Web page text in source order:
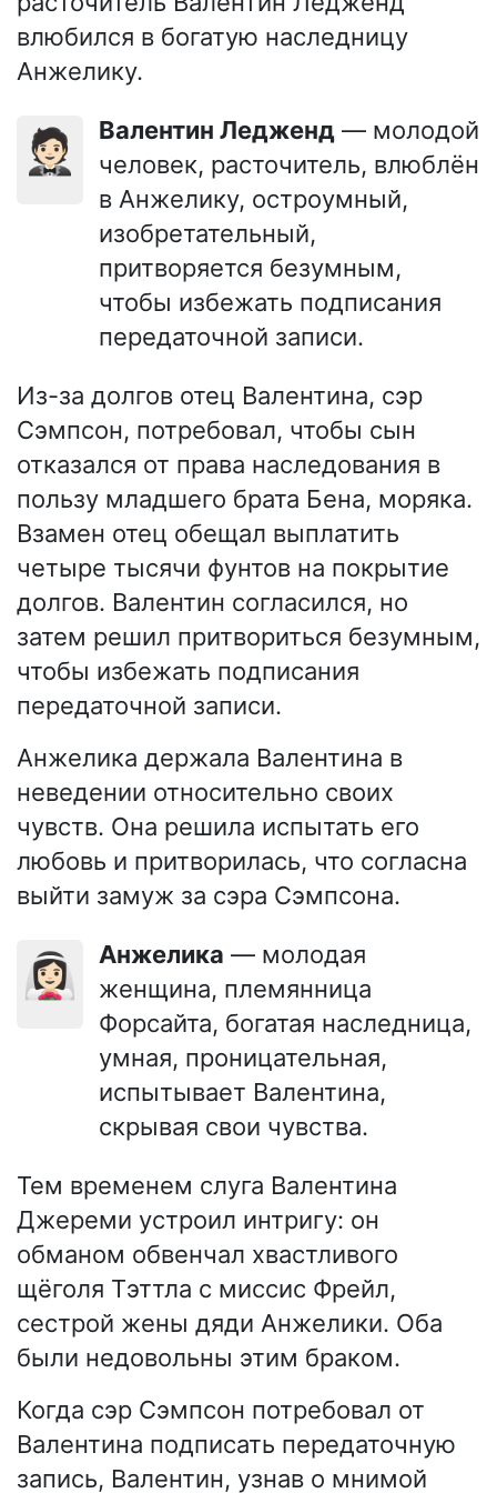
влюбился в богатую наследницу
Анжелику.
🤵🏻 Валентин Ледженд — молодой
человек, расточитель, влюблён
в Анжелику, остроумный,
изобретательный,
притворяется безумным,
чтобы избежать подписания
передаточной записи.
Из-за долгов отец Валентина, сэр
Сэмпсон, потребовал, чтобы сын
отказался от права наследования в
пользу младшего брата Бена, моряка.
Взамен отец обещал выплатить
четыре тысячи фунтов на покрытие
долгов. Валентин согласился, но
затем решил притвориться безумным,
чтобы избежать подписания
передаточной записи.
Анжелика держала Валентина в
неведении относительно своих
чувств. Она решила испытать его
любовь и притворилась, что согласна
выйти замуж за сэра Сэмпсона.
👰🏻‍♀️ Анжелика — молодая
женщина, племянница
Форсайта, богатая наследница,
умная, проницательная,
испытывает Валентина,
скрывая свои чувства.
Тем временем слуга Валентина
Джереми устроил интригу: он
обманом обвенчал хвастливого
щёголя Тэттла с миссис Фрейл,
сестрой жены дяди Анжелики. Оба
были недовольны этим браком.
Когда сэр Сэмпсон потребовал от
Валентина подписать передаточную
запись, Валентин, узнав о мнимой